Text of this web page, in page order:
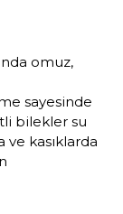
omuz,
sayesinde
bilekler su
kasıklarda